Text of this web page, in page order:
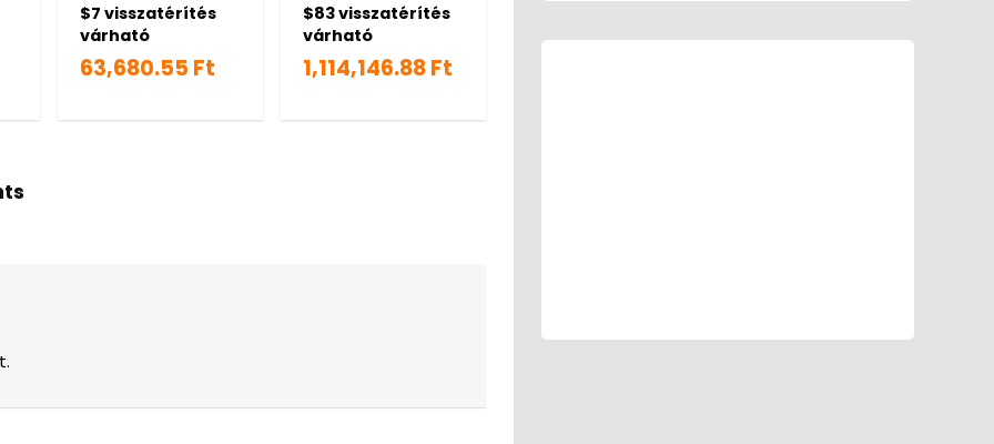
$7 visszatérítés
várható
63,680.55 Ft
$83 visszatérítés
várható
1,114,146.88 Ft